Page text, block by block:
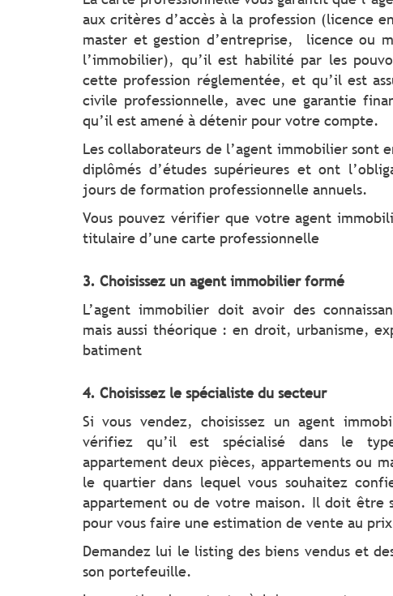
aux critères d’accès à la profession (licence
master et gestion d’entreprise, licence ou
l’immobilier), qu’il est habilité par les
cette profession réglementée, et qu’il est
civile professionnelle, avec une garantie
qu’il est amené à détenir pour votre compte.
Les collaborateurs de l’agent immobilier sont
diplômés d’études supérieures et ont
jours de formation professionnelle annuels.
Vous pouvez vérifier que votre agent
titulaire d’une carte professionnelle
3. Choisissez un agent immobilier formé
L’agent immobilier doit avoir des
mais aussi théorique : en droit, urbanisme,
batiment
4. Choisissez le spécialiste du secteur
Si vous vendez, choisissez un agent
vérifiez qu’il est spécialisé dans le
appartement deux pièces, appartements ou
le quartier dans lequel vous souhaitez
appartement ou de votre maison. Il doit être
pour vous faire une estimation de vente au
Demandez lui le listing des biens vendus et
son portefeuille.